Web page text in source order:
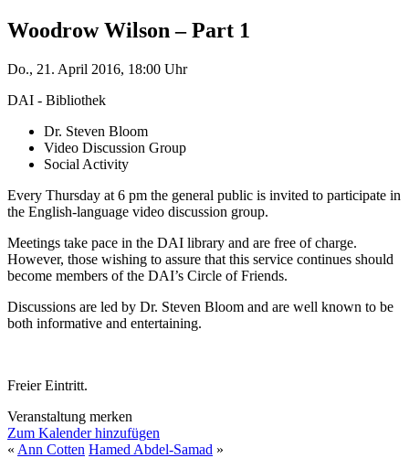
Woodrow Wilson – Part 1
Do., 21. April 2016, 18:00 Uhr
DAI - Bibliothek
Dr. Steven Bloom
Video Discussion Group
Social Activity
Every Thursday at 6 pm the general public is invited to participate in
the English-language video discussion group.
Meetings take pace in the DAI library and are free of charge.
However, those wishing to assure that this service continues should
become members of the DAI’s Circle of Friends.
Discussions are led by Dr. Steven Bloom and are well known to be
both informative and entertaining.
Freier Eintritt.
Veranstaltung merken
Zum Kalender hinzufügen
« Ann Cotten Hamed Abdel-Samad »